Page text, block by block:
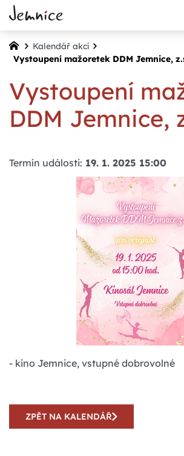
Kalendář akcí
Vystoupení mažoretek DDM Jemnice,
Vystoupení
DDM Jemnice,
Termín události: 19. 1. 2025 15:00
- kino Jemnice, vstupné dobrovolné
ZPĚT NA KALENDÁŘ